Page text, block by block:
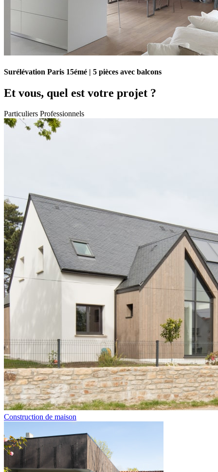
Surélévation Paris 15émé | 5 pièces avec balcons
Et vous, quel est votre projet ?
Particuliers Professionnels
Construction de maison